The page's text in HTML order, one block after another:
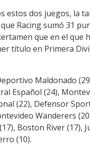
estos dos juegos, la
Racing sumó 31
que en el que
título en Primera
Maldonado
Español (24),
(22), Defensor
Wanderers
Boston River (17),
(10).